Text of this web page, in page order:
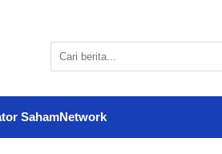
SahamNetwork